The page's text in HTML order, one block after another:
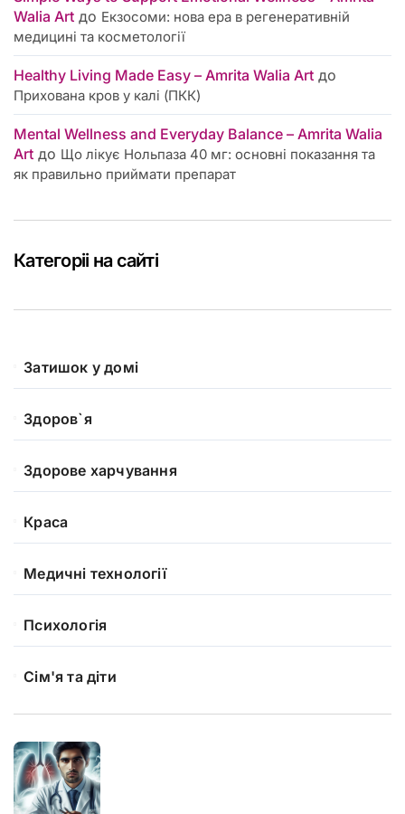
Walia Art до Екзосоми: нова ера в регенеративній
медицині та косметології
Healthy Living Made Easy – Amrita Walia Art до
Прихована кров у калі (ПКК)
Mental Wellness and Everyday Balance – Amrita Walia
Art до Що лікує Нольпаза 40 мг: основні показання та
як правильно приймати препарат
Категоріі на сайті
Затишок у домі
Здоров`я
Здорове харчування
Краса
Медичні технології
Психологія
Сім'я та діти